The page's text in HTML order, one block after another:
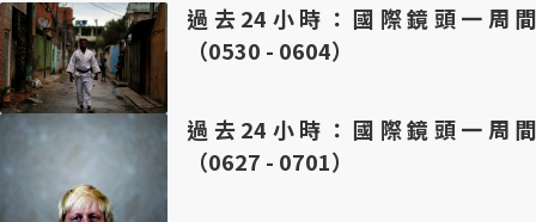
過去24小時：國際鏡頭一周間
（0530 - 0604）
過去24小時：國際鏡頭一周間
（0627 - 0701）